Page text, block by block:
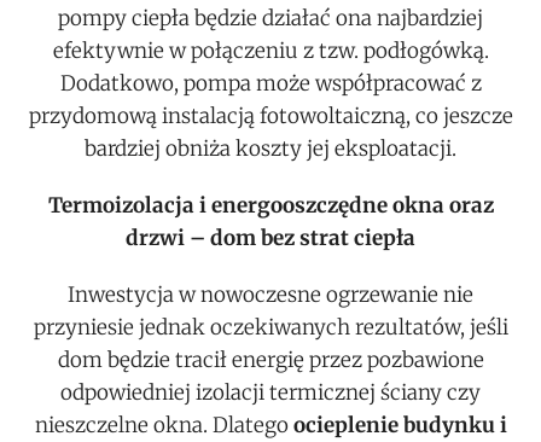
pompy ciepła będzie działać ona najbardziej
efektywnie w połączeniu z tzw. podłogówką.
Dodatkowo, pompa może współpracować z
przydomową instalacją fotowoltaiczną, co jeszcze
bardziej obniża koszty jej eksploatacji.
Termoizolacja i energooszczędne okna oraz
drzwi – dom bez strat ciepła
Inwestycja w nowoczesne ogrzewanie nie
przyniesie jednak oczekiwanych rezultatów, jeśli
dom będzie tracił energię przez pozbawione
odpowiedniej izolacji termicznej ściany czy
nieszczelne okna. Dlategoocieplenie budynku i